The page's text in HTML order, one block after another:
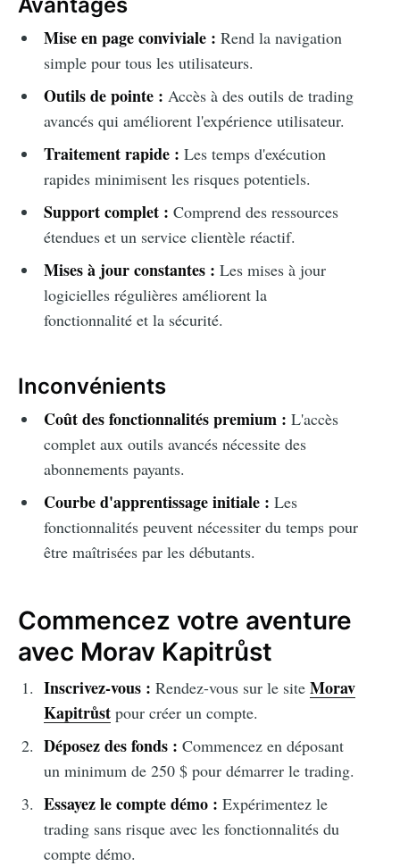
Mise en page conviviale : Rend la navigation
simple pour tous les utilisateurs.
Outils de pointe : Accès à des outils de trading
avancés qui améliorent l'expérience utilisateur.
Traitement rapide : Les temps d'exécution
rapides minimisent les risques potentiels.
Support complet : Comprend des ressources
étendues et un service clientèle réactif.
Mises à jour constantes : Les mises à jour
logicielles régulières améliorent la
fonctionnalité et la sécurité.
Inconvénients
Coût des fonctionnalités premium : L'accès
complet aux outils avancés nécessite des
abonnements payants.
Courbe d'apprentissage initiale : Les
fonctionnalités peuvent nécessiter du temps pour
être maîtrisées par les débutants.
Commencez votre aventure
avec Morav Kapitrůst
Inscrivez-vous : Rendez-vous sur le site Morav
Kapitrůstpour créer un compte.
Déposez des fonds : Commencez en déposant
un minimum de 250 $ pour démarrer le trading.
Essayez le compte démo : Expérimentez le
trading sans risque avec les fonctionnalités du
compte démo.